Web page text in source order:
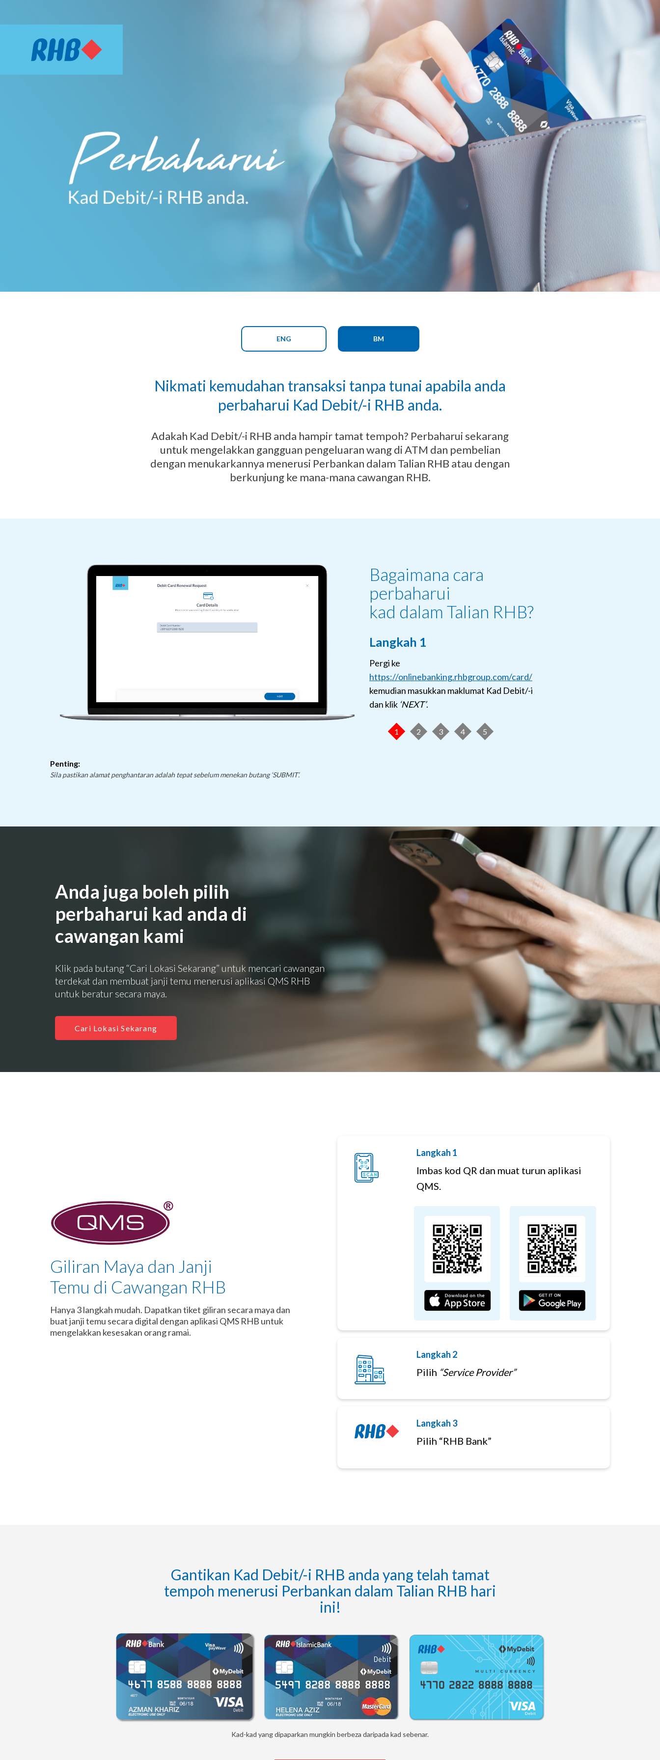
ENG BM
Nikmati kemudahan transaksi tanpa tunai apabila anda
perbaharui Kad Debit/-i RHB anda.
Adakah Kad Debit/-i RHB anda hampir tamat tempoh? Perbaharui sekarang
untuk mengelakkan gangguan pengeluaran wang di ATM dan pembelian
dengan menukarkannya menerusi Perbankan dalam Talian RHB atau dengan
berkunjung ke mana-mana cawangan RHB.
Bagaimana cara
perbaharui
kad dalam Talian RHB?
Langkah 1
Pergi ke
https://onlinebanking.rhbgroup.com/card/
kemudian masukkan maklumat Kad Debit/-i
dan klik ‘NEXT’.
1 2 3 4 5
Penting:
Sila pastikan alamat penghantaran adalah tepat sebelum menekan butang‘SUBMIT’.
Anda juga boleh pilih
perbaharui kad anda di
cawangan kami
Klik pada butang “Cari Lokasi Sekarang” untuk mencari cawangan
terdekat dan membuat janji temu menerusi aplikasi QMS RHB
untuk beratur secara maya.
Cari Lokasi Sekarang
Giliran Maya dan Janji
Temu di Cawangan RHB
Hanya 3 langkah mudah. Dapatkan tiket giliran secara maya dan
buat janji temu secara digital dengan aplikasi QMS RHB untuk
mengelakkan kesesakan orang ramai.
Langkah 1
Imbas kod QR dan muat turun aplikasi
QMS.
Langkah 2
Pilih “Service Provider”
Langkah 3
Pilih “RHB Bank”
Gantikan Kad Debit/-i RHB anda yang telah tamat
tempoh menerusi Perbankan dalam Talian RHB hari
ini!
Kad-kad yang dipaparkan mungkin berbeza daripada kad sebenar.